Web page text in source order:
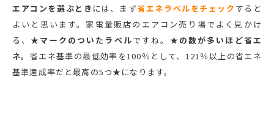
エアコンを選ぶとき には、まず省エネラベルをチェック すると
よいと思います。家電量販店のエアコン売り場でよく見かけ
る、★マークのついたラベルですね。 ★の数が多いほど省エ
ネ。 省エネ基準の最低効率を100％として、121％以上の省エネ
基準達成率だと最高の5つ★になります。